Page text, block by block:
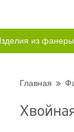
из фанеры
Главная